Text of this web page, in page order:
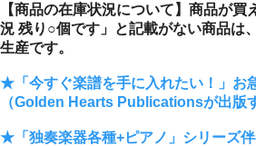
【商品の在庫状況について】商品が
況 残り○個です」と記載がない商品は
生産です。
★「今すぐ楽譜を手に入れたい！」お
（Golden Hearts Publicationsが出版
★「独奏楽器各種+ピアノ」シリーズ